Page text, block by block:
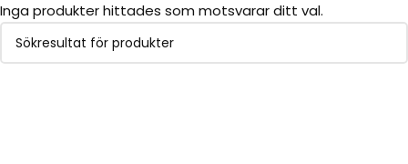
Inga produkter hittades som motsvarar ditt val.